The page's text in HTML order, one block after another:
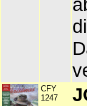
CFY
1247